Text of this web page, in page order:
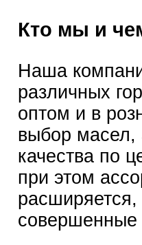
Кто мы и
Наша
различных
оптом и в
выбор масел,
качества по
при этом
совершенные